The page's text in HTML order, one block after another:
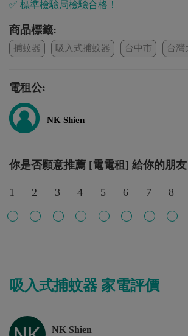
✅ 標準檢驗局檢驗合格！
商品標籤:
捕蚊器 吸入式捕蚊器 台中市 台灣
電租公:
NK Shien
你是否願意推薦 [電電租] 給你的朋友
1 2 3 4 5 6 7 8
吸入式捕蚊器 家電評價
NK Shien